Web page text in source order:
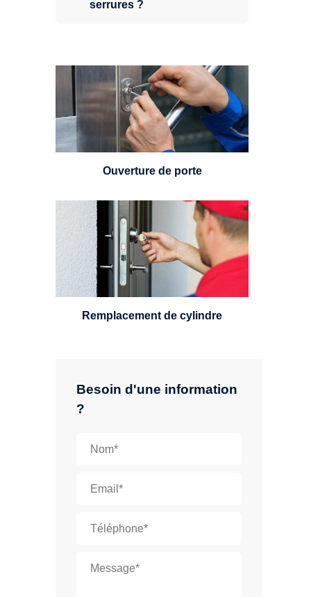
Besoin d'une information
?
serrures ?
Vous avez perdu vos clés ou la
porte s'est refermée derrière vous
? Un serrurier est disponible
24h/7.
Ouverture de porte
Un serrurier sera en mesure de
choisir et remplacer un cylindre
standard, à 5 leviers ou à 3
leviers, Mul-T-Lock ou encore
multipoints.
Remplacement de cylindre